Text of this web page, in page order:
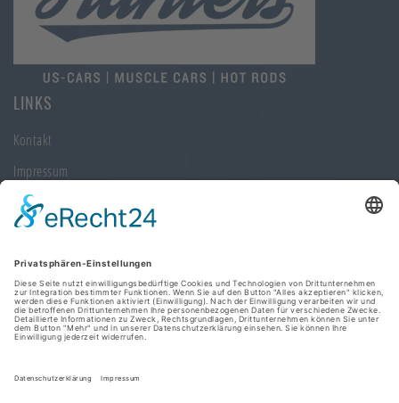
LINKS
Kontakt
Impressum
Datenschutz
KONTAKTINFORMATIONEN
Chrome Hunters GmbH
Curslacker Neuer Deich 32a
21029 Hamburg
E-Mail:
info@chrome-hunters.com